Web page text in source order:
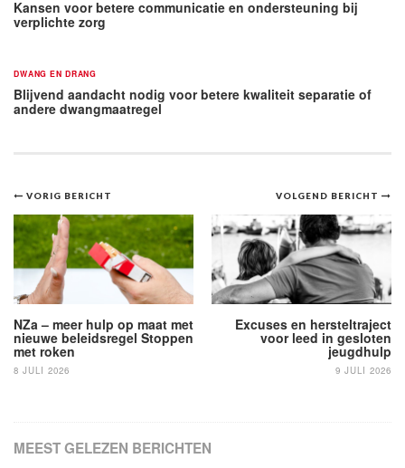
Kansen voor betere communicatie en ondersteuning bij
verplichte zorg
DWANG EN DRANG
Blijvend aandacht nodig voor betere kwaliteit separatie of
andere dwangmaatregel
Bericht
navigatie
VOLGEND BERICHT
Excuses en hersteltraject
voor leed in gesloten
jeugdhulp
9 JULI 2026
VORIG BERICHT
NZa – meer hulp op maat met
nieuwe beleidsregel Stoppen
met roken
8 JULI 2026
MEEST GELEZEN BERICHTEN